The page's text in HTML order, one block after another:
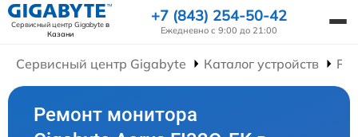
Сервисный центр Gigabyteв
Казани
+7 (843) 254-50-42
Ежедневно с 9:00 до 21:00
Сервисный центр Gigabyte Каталог устройств
Ремонт монитора